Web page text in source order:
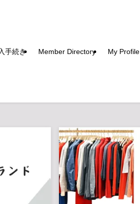
手続き Member Directory My Profile